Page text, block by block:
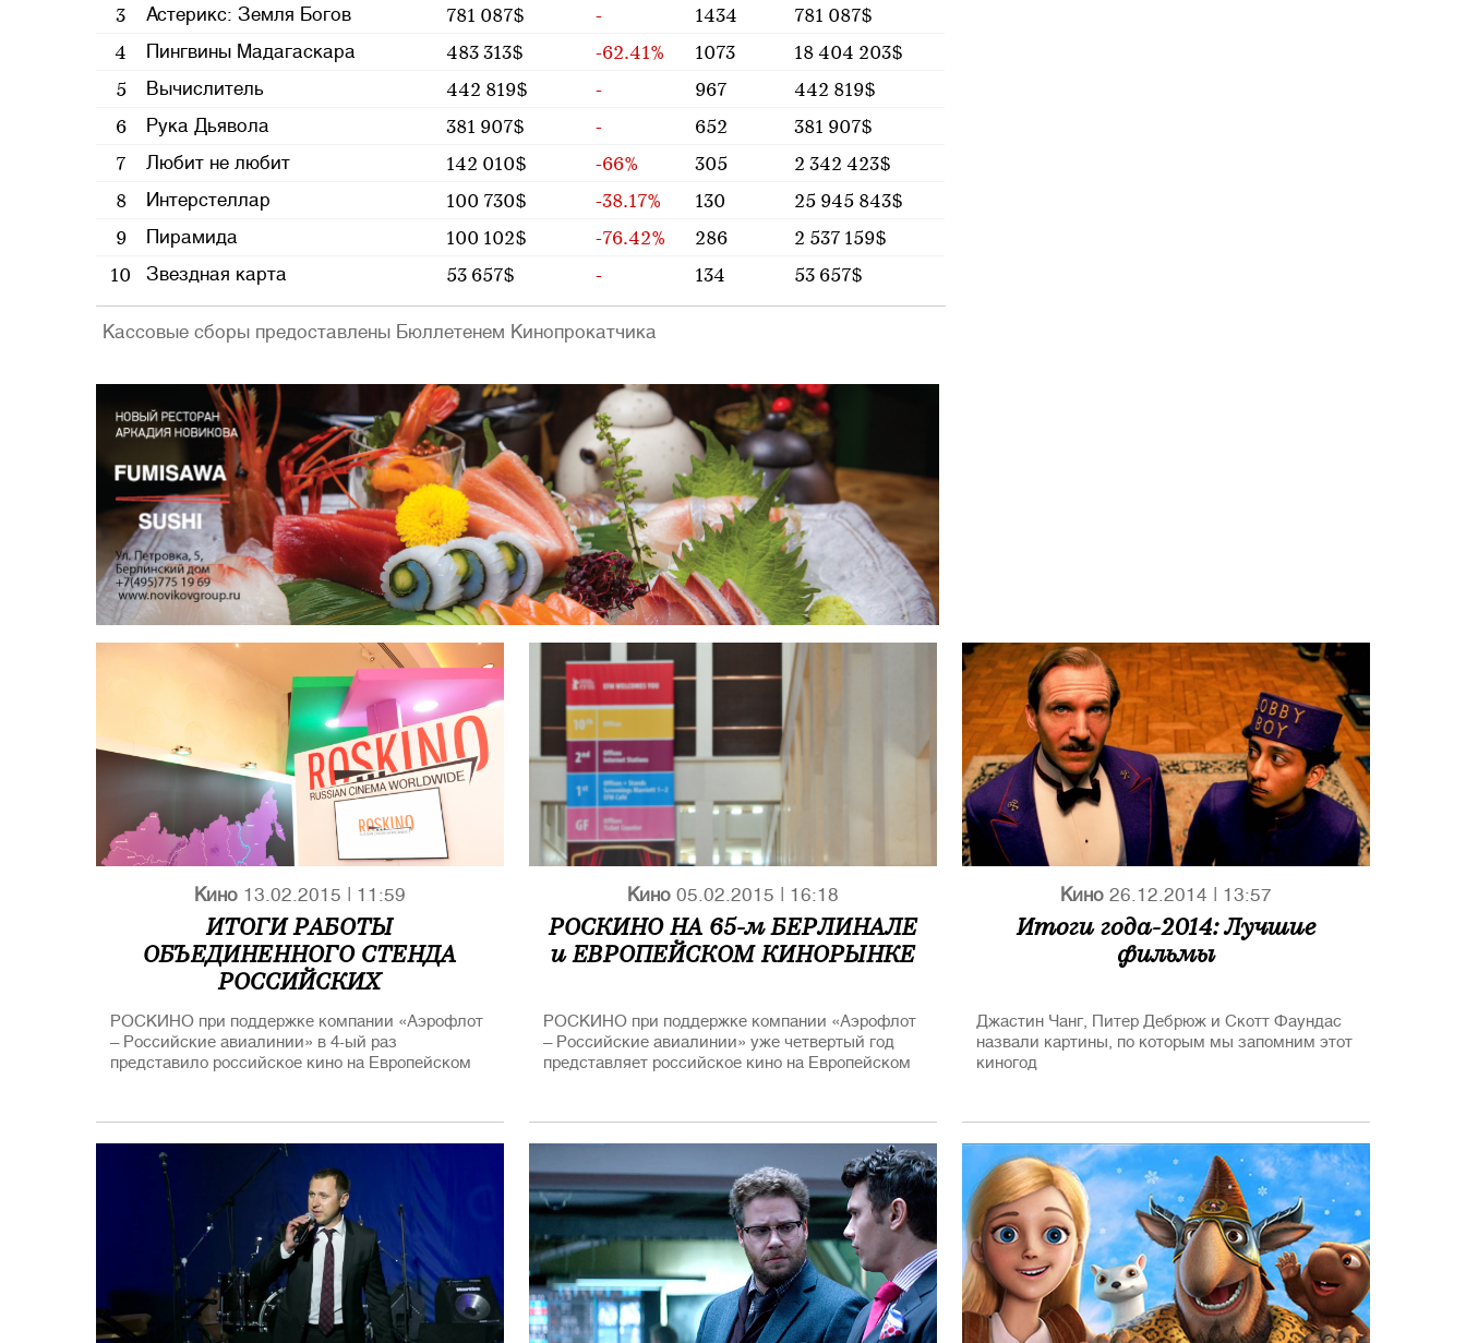
3
Астерикс: Земля Богов 781 087$ - 1434
781 087$
4
Пингвины Мадагаскара 483 313$ -62.41% 1073
18 404 203$
5
Вычислитель 442 819$ - 967
442 819$
6
Рука Дьявола 381 907$ - 652
381 907$
7
Любит не любит 142 010$ -66% 305
2 342 423$
8
Интерстеллар 100 730$ -38.17% 130
25 945 843$
9
Пирамида 100 102$ -76.42% 286
2 537 159$
10
Звездная карта 53 657$ - 134 53 657$
Кассовые сборы предоставлены Бюллетенем Кинопрокатчика
Кино 13.02.2015 | 11:59
ИТОГИ РАБОТЫ
ОБЪЕДИНЕННОГО СТЕНДА
РОССИЙСКИХ
КИНЕМАТОГРАФИСТОВ
РОСКИНО НА 65-ом
БЕРЛИНАЛЕ и ЕВРОПЕЙСКОМ
РОСКИНО при поддержке компании «Аэрофлот
– Российские авиалинии» в 4-ый раз
представило российское кино на Европейском
стенд был организован при участии
Министерства культуры и Министерства
иностранных дел России.
Кино 05.02.2015 | 16:18
РОСКИНО НА 65-м БЕРЛИНАЛЕ
и ЕВРОПЕЙСКОМ КИНОРЫНКЕ
РОСКИНО при поддержке компании «Аэрофлот
– Российские авиалинии» уже четвертый год
представляет российское кино на Европейском
стенд организован при участии Министерства
культуры и Министерства иностранных дел РФ.
В этом году на Берлинале от России
представлено 7 фильмов. Кроме того почетный
приз Берлинского кинофестиваля «Камера
Берлинале» за неоценимый вклад в профессию
получит известный исследователь
кинематографа, долгие годы руководивший
культовым Московским Музеем Кино Наум
Клейман.
Кино 26.12.2014 | 13:57
Итоги года-2014: Лучшие
фильмы
Джастин Чанг, Питер Дебрюж и Скотт Фаундас
назвали картины, по которым мы запомним этот
киногод